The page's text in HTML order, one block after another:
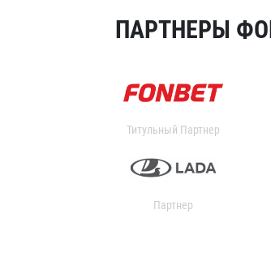
ПАРТНЕРЫ
Титульный Партнер
Партнер